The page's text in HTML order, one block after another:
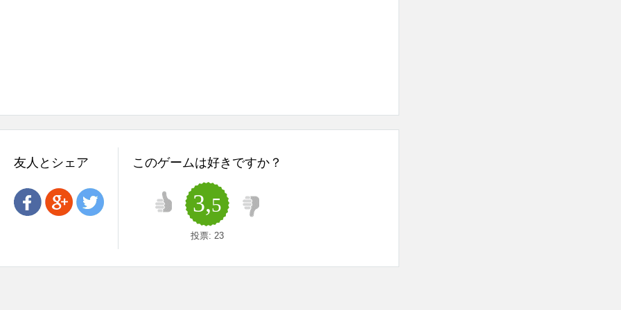
友人とシェア このゲームは好きですか？
3,5
投票: 23